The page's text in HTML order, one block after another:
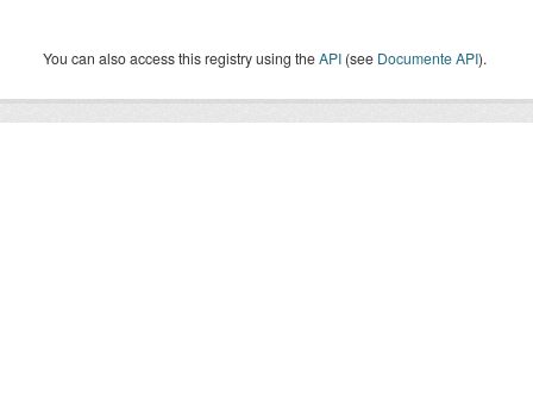
You can also access this registry using theAPI (see Documente API).